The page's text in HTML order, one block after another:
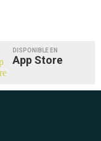
DISPONIBLE EN
App Store